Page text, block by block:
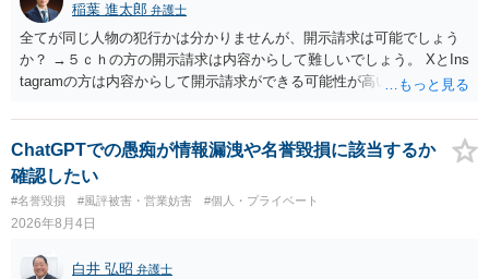
稲葉 進太郎 弁護士
全てが同じ人物の犯行かは分かりませんが、開示請求は可能でしょう
か？ →５ｃｈの方の開示請求は内容からして難しいでしょう。 XとIns
tagramの方は内容からして開示請求ができる可能性が高いでしょう。
いでしょう。７月中にアカウントが削除されている場合、今から進め
ても失敗する可能性が高いように思われます。 相手を特定できた場
合、相手に全ての弁護士費用を負担させることは可能でしょうか？ →
訴訟外の交渉で相手方が認めれば負担させることができるでしょう。
訴訟で判決となった場合は、実際の弁護士費用が認められる場合と認
められない場合があり何ともいえないところでしょう。
ChatGPTでの愚痴が情報漏洩や名誉毀損に該当するか
確認したい
#名誉毀損 #風評被害・営業妨害 #個人・プライベート
2026年8月4日
白井 弘昭 弁護士